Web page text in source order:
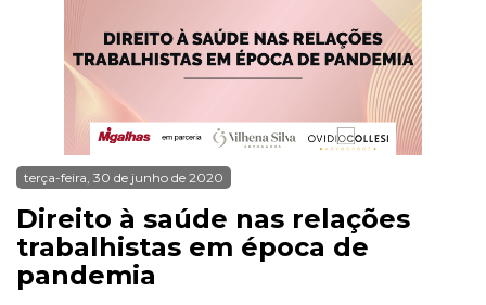
terça-feira, 30 de junho de 2020
Direito à saúde nas relações
trabalhistas em época de
pandemia